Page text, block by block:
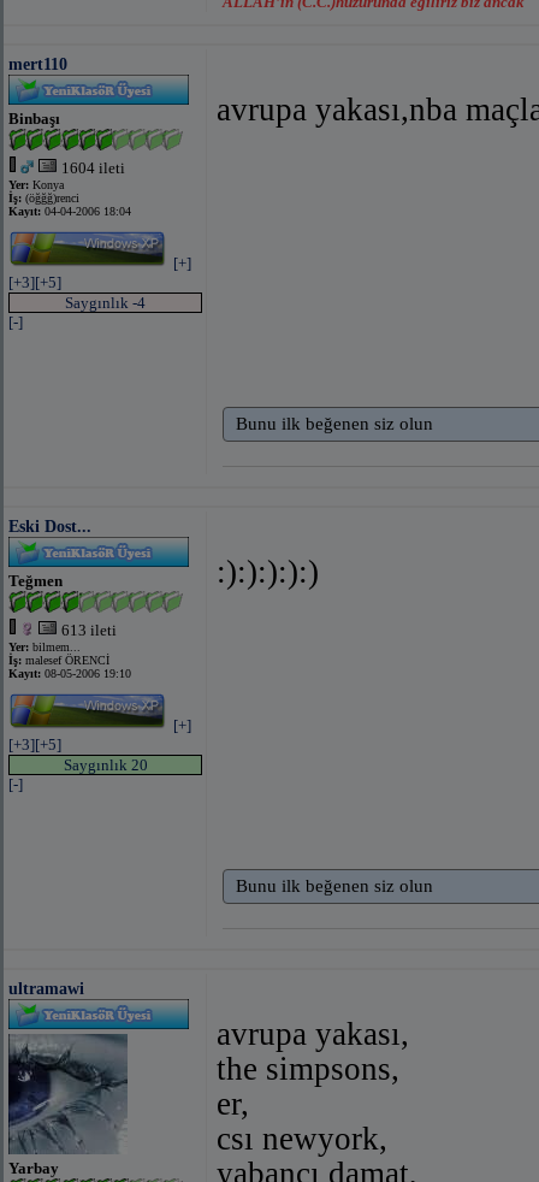
mert110
Binbaşı
1604 ileti
Yer: Konya
İş: (öğğğ)renci
Kayıt: 04-04-2006 18:04
[+]
[+3][+5]
Saygınlık -4
[-]
avrupa yakası,nba
Bunu ilk beğenen siz olun
Eski Dost...
Teğmen
613 ileti
Yer: bilmem...
İş: malesef ÖRENCİ
Kayıt: 08-05-2006 19:10
[+]
[+3][+5]
Saygınlık 20
[-]
:):):):):)
Bunu ilk beğenen siz olun
ultramawi
Yarbay
avrupa yakası,
the simpsons,
er,
csı newyork,
yabancı damat,